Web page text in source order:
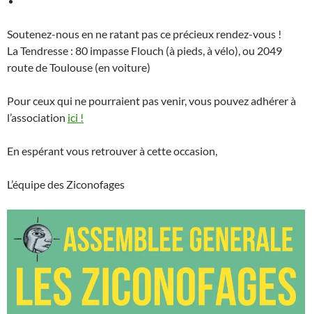
Soutenez-nous en ne ratant pas ce précieux rendez-vous !
La Tendresse : 80 impasse Flouch (à pieds, à vélo), ou 2049
route de Toulouse (en voiture)
Pour ceux qui ne pourraient pas venir, vous pouvez adhérer à
l’association ici !
En espérant vous retrouver à cette occasion,
L’équipe des Ziconofages